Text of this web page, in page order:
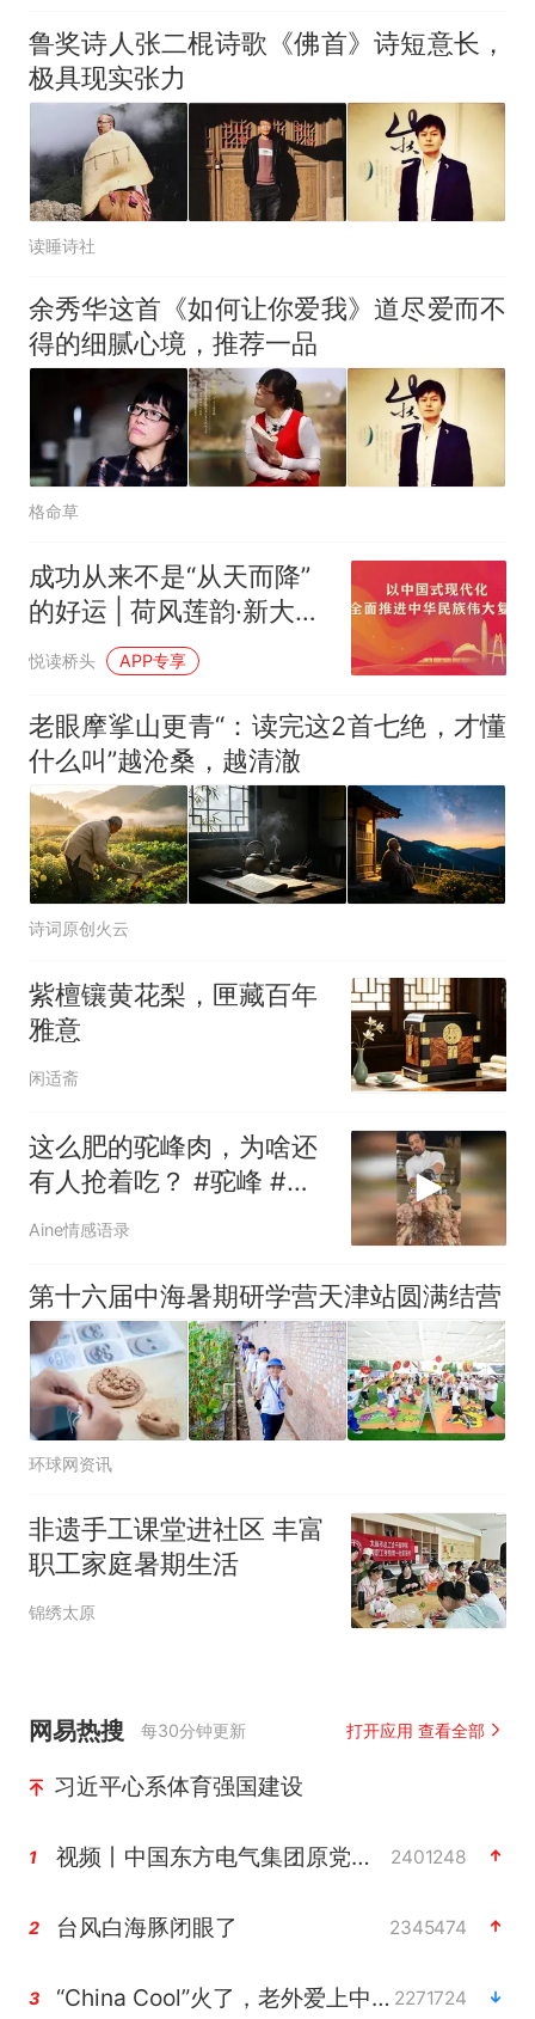
鲁奖诗人张二棍诗歌《佛首》诗短意长，
极具现实张力
读睡诗社
余秀华这首《如何让你爱我》道尽爱而不
得的细腻心境，推荐一品
格命草
成功从来不是“从天而降”
的好运 | 荷风莲韵·新大众
文艺
悦读桥头 APP专享
老眼摩挲山更青“：读完这2首七绝，才懂
什么叫”越沧桑，越清澈
诗词原创火云
紫檀镶黄花梨，匣藏百年
雅意
闲适斋
这么肥的驼峰肉，为啥还
有人抢着吃？ #驼峰 #骆
驼 #阿拉伯
Aine情感语录
第十六届中海暑期研学营天津站圆满结营
环球网资讯
非遗手工课堂进社区 丰富
职工家庭暑期生活
锦绣太原
网易热搜 每30分钟更新 打开应用 查看全部
习近平心系体育强国建设
1 视频丨中国东方电气集团原党组副书记、董事宋致远被查 2401248
2 台风白海豚闭眼了 2345474
3 “China Cool”火了，老外爱上中国避暑游 2271724